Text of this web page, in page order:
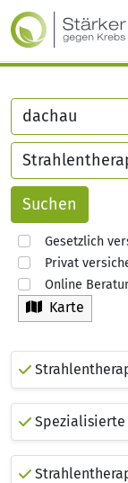
Gesetzlich
Privat
Online
Karte